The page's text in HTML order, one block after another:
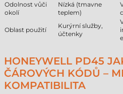
Odolnost vůči
okolí
Nízká (tmavne
teplem)
Oblast použití
Kurýrní služby,
účtenky
HONEYWELL PD45
ČÁROVÝCH KÓDŮ –
KOMPATIBILITA